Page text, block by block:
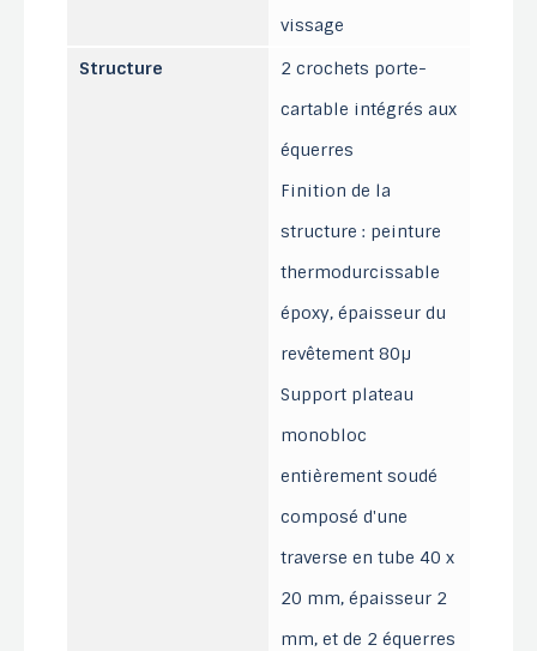
vissage
Structure
2 crochets porte-
cartable intégrés aux
équerres
Finition de la
structure : peinture
thermodurcissable
époxy, épaisseur du
revêtement 80µ
Support plateau
monobloc
entièrement soudé
composé d'une
traverse en tube 40 x
20 mm, épaisseur 2
mm, et de 2 équerres